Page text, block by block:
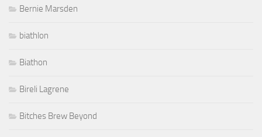
Bernie Marsden
biathlon
Biathon
Bireli Lagrene
Bitches Brew Beyond